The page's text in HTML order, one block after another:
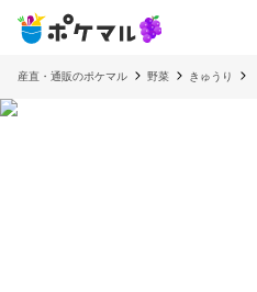
産直・通販のポケマル 野菜 きゅうり